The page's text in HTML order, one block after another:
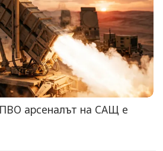
арсеналът на САЩ е